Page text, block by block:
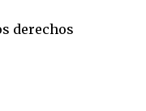
derechos